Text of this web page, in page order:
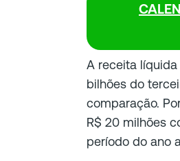
A receita líquida
bilhões do
comparação.
R$ 20 milhões
período do ano